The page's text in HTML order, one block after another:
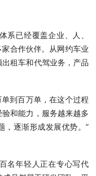
系已经覆盖企业、人、
合作伙伴。从网约车业
租车和代驾业务，产品
到百万单，在这个过程
和能力，服务越来越多
，逐渐形成发展优势。”
名年轻人正在专心写代